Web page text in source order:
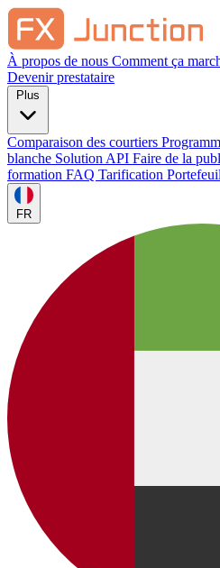
À propos de nous Comment ça
Devenir prestataire
Comparaison des courtiers
blanche Solution API Faire de la
formation FAQ Tarification
FR